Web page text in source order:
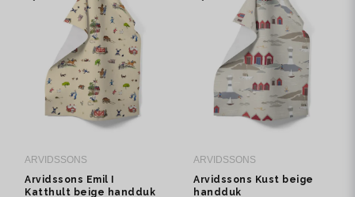
ARVIDSSONS
Arvidssons Emil I
Katthult beige handduk
ARVIDSSONS
Arvidssons Kust beige
handduk